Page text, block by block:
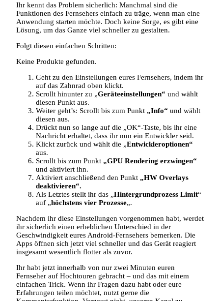
Ihr kennt das Problem sicherlich: Manchmal sind die
Funktionen des Fernsehers einfach zu träge, wenn man eine
Anwendung starten möchte. Doch keine Sorge, es gibt eine
Lösung, um das Ganze viel schneller zu gestalten.
Folgt diesen einfachen Schritten:
Keine Produkte gefunden.
Geht zu den Einstellungen eures Fernsehers, indem ihr
auf das Zahnrad oben klickt.
Scrollt hinunter zu „Geräteeinstellungen“ und wählt
diesen Punkt aus.
Weiter geht’s: Scrollt bis zum Punkt „Info“ und wählt
diesen aus.
Drückt nun so lange auf die „OK“-Taste, bis ihr eine
Nachricht erhaltet, dass ihr nun ein Entwickler seid.
Klickt zurück und wählt die „Entwickleroptionen“
aus.
Scrollt bis zum Punkt „GPU Rendering erzwingen“
und aktiviert ihn.
Aktiviert anschließend den Punkt „HW Overlays
deaktivieren“.
Als Letztes stellt ihr das „Hintergrundprozess Limit“
auf „höchstens vier Prozesse„.
Nachdem ihr diese Einstellungen vorgenommen habt, werdet
ihr sicherlich einen erheblichen Unterschied in der
Geschwindigkeit eures Android-Fernsehers bemerken. Die
Apps öffnen sich jetzt viel schneller und das Gerät reagiert
insgesamt wesentlich flotter als zuvor.
Ihr habt jetzt innerhalb von nur zwei Minuten euren
Fernseher auf Hochtouren gebracht – und das mit einem
einfachen Trick. Wenn ihr Fragen dazu habt oder eure
Erfahrungen teilen möchtet, nutzt gerne die